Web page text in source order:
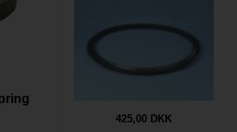
425,00 DKK